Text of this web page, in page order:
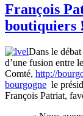
François
boutiquiers !
Dans le
d’une fusion entre
Comté, http://
bourgogne le
François Patriat,